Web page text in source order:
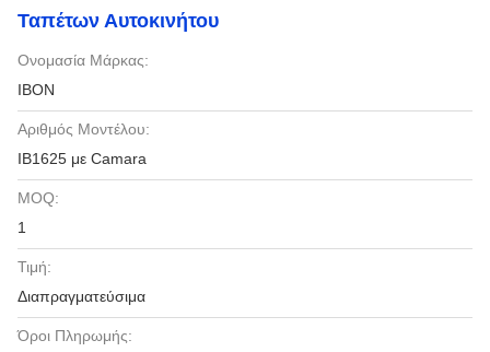
Ταπέτων Αυτοκινήτου
Ονομασία Μάρκας:
IBON
Αριθμός Μοντέλου:
IB1625 με Camara
MOQ:
1
Τιμή:
Διαπραγματεύσιμα
Όροι Πληρωμής: